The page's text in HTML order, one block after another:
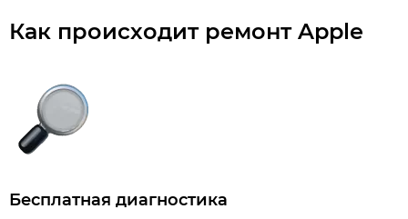
Как происходит ремонт Apple
Бесплатная диагностика